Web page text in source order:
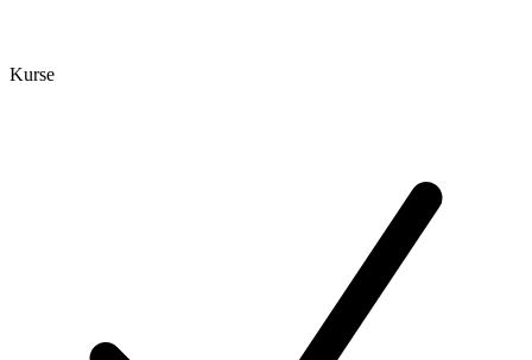
Kurse